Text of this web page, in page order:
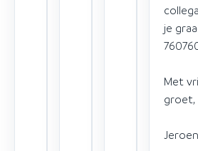
je
Met
groet,